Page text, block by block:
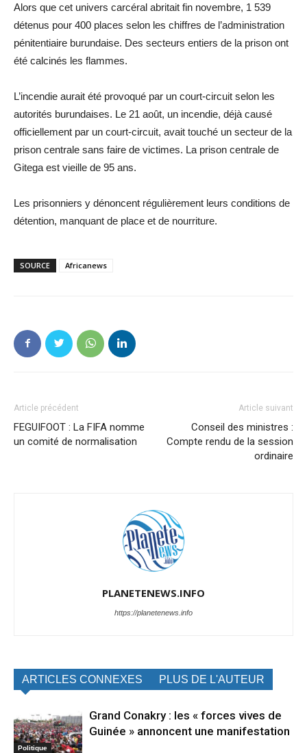
Alors que cet univers carcéral abritait fin novembre, 1 539
détenus pour 400 places selon les chiffres de l’administration
pénitentiaire burundaise. Des secteurs entiers de la prison ont
été calcinés les flammes.
L’incendie aurait été provoqué par un court-circuit selon les
autorités burundaises. Le 21 août, un incendie, déjà causé
officiellement par un court-circuit, avait touché un secteur de la
prison centrale sans faire de victimes. La prison centrale de
Gitega est vieille de 95 ans.
Les prisonniers y dénoncent régulièrement leurs conditions de
détention, manquant de place et de nourriture.
SOURCE Africanews
Article précédent
FEGUIFOOT : La FIFA nomme
un comité de normalisation
Article suivant
Conseil des ministres :
Compte rendu de la session
ordinaire
PLANETENEWS.INFO
https://planetenews.info
ARTICLES CONNEXES PLUS DE L'AUTEUR
Politique
Grand Conakry : les « forces vives de
Guinée » annoncent une manifestation